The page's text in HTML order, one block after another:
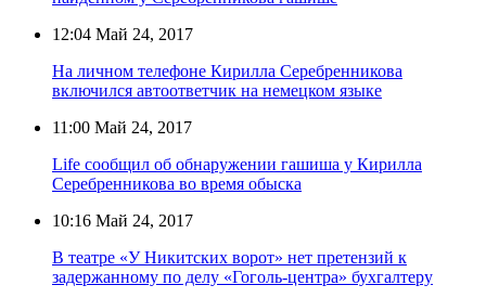
12:04 Май 24, 2017
На личном телефоне Кирилла Серебренникова
включился автоответчик на немецком языке
11:00 Май 24, 2017
Life сообщил об обнаружении гашиша у Кирилла
Серебренникова во время обыска
10:16 Май 24, 2017
В театре «У Никитских ворот» нет претензий к
задержанному по делу «Гоголь-центра» бухгалтеру